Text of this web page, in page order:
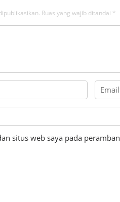
Ruas yang wajib ditandai *
situs web saya pada